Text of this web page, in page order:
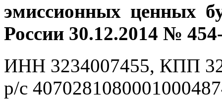
эмиссионных ценных
России 30.12.2014 №
ИНН 3234007455, КПП
р/с